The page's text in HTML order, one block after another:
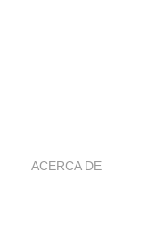
ACERCA DE